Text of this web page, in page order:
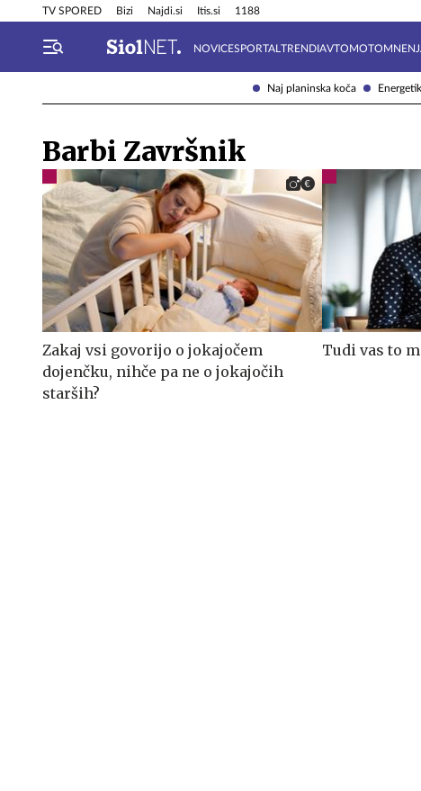
Naj planinska koča
TV SPORED Bizi Najdi.si Itis.si 1188
NOVICESPORTAL TRENDIAVTOMOTO
Info in obvestila Tehnik
Barbi Završnik
Zakaj vsi govorijo o jokajočem
dojenčku, nihče pa ne o jokajočih
starših?
Tudi vas to